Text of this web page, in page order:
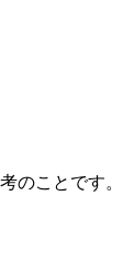
のことです